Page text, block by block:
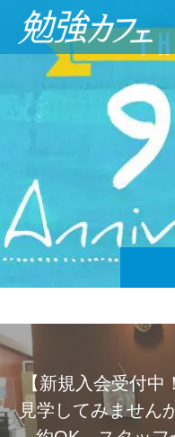
【新規入会受付中
見学してみません